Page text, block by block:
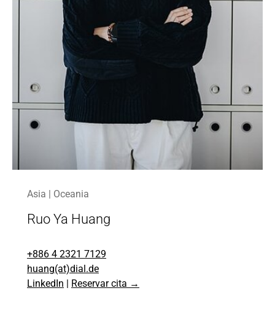
Asia | Oceania
Ruo Ya Huang
+886 4 2321 7129
huang(at)dial.de
LinkedIn | Reservar cita →